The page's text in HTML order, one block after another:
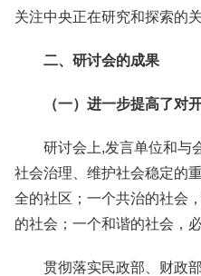
关注中央正在研究和探索的
二、研讨会的成果
（一）进一步提高了对
研讨会上,发言单位和与
社会治理、维护社会稳定的
全的社区；一个共治的社会
的社会；一个和谐的社会，
贯彻落实民政部、财政